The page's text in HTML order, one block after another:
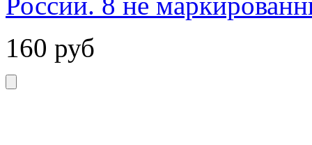
160 руб